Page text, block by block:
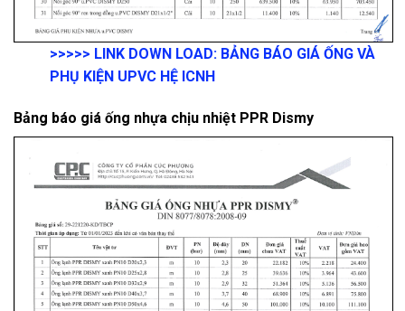
>>>>> LINK DOWN LOAD: BẢNG BÁO GIÁ ỐNG VÀ
PHỤ KIỆN UPVC HỆ ICNH
Bảng báo giá ống nhựa chịu nhiệt PPR Dismy